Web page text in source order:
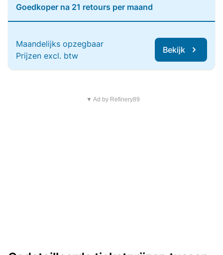
Goedkoper na 21 retours per maand
Maandelijks opzegbaar
Prijzen excl. btw
Bekijk
▼ Ad by Refinery89